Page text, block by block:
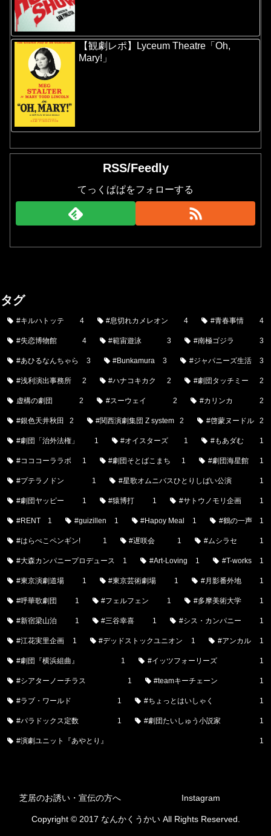
【観劇レポ】Lyceum Theatre「Oh,
Mary!」
RSS/Feedly
てっくぱぱをフォローする
タグ
#キルハトッテ 4 #息切れカメレオン 4 #青春事情 4
#失恋博物館 4 #範宙遊泳 3 #南極ゴジラ 3
#あひるなんちゃら 3 #Bunkamura 3 #ジャパニーズ生活 3
#浅利演出事務所 2 #ハナコキカク 2 #劇団タッチミー 2
虚構の劇団 2 #スーウェイ 2 #カリンカ 2
#銀色天井秋田 2 #関西演劇集団 Z system 2 #啓蒙ヌードル 2
#劇団「治外法権」 1 #オイスターズ 1 #もあダむ 1
#コココーララボ 1 #劇団そとばこまち 1 #劇団海星館 1
#プテラノドン 1 #星歌オムニバスひとりしばい公演 1
#劇団ヤッピー 1 #猿博打 1 #サトウノモリ企画 1
#RENT 1 #guizillen 1 #Hapoy Meal 1 #鶴の一声 1
#はらぺこペンギン! 1 #遅咲会 1 #ムシラセ 1
#大森カンパニープロデュース 1 #Art-Loving 1 #T-works 1
#東京演劇道場 1 #東京芸術劇場 1 #月影番外地 1
#呼華歌劇団 1 #フェルフェン 1 #多摩美術大学 1
#新宿梁山泊 1 #三谷幸喜 1 #シス・カンパニー 1
#江花実里企画 1 #デッドストックユニオン 1 #アンカル 1
#劇団『横浜組曲』 1 #イッツフォーリーズ 1
#シアターノーチラス 1 #teamキーチェーン 1
#ラブ・ワールド 1 #ちょっとはいしゃく 1
#パラドックス定数 1 #劇団たいしゅう小説家 1
#演劇ユニット『あやとり』 1
芝居のお誘い・宣伝の方へ Instagram
Copyright © 2017 なんかくうかい All Rights Reserved.